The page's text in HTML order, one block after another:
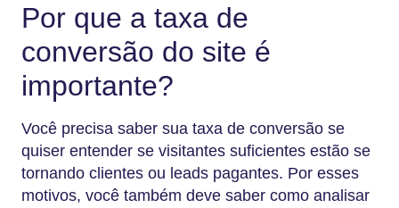
Por que a taxa de
conversão do site é
importante?
Você precisa saber sua taxa de conversão se
quiser entender se visitantes suficientes estão se
tornando clientes ou leads pagantes. Por esses
motivos, você também deve saber como analisar